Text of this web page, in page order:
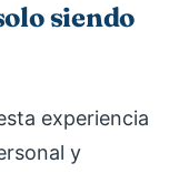
siendo
experiencia
y